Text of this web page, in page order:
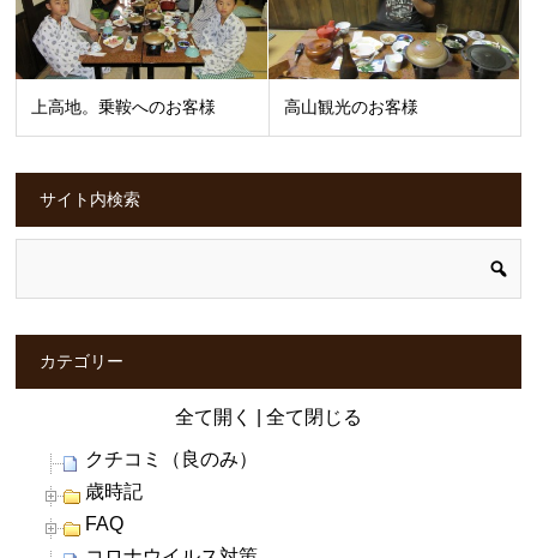
上高地。乗鞍へのお客様 高山観光のお客様
サイト内検索
カテゴリー
全て開く 全て閉じる
クチコミ（良のみ）
歳時記
FAQ